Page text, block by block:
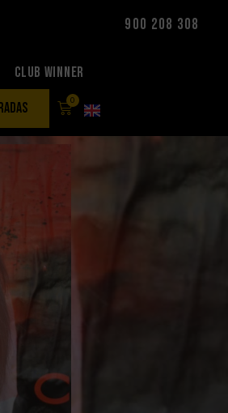
900 208 308
Club Winner
0